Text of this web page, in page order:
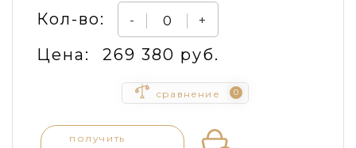
Кол-во: - +
Цена: 269 380 руб.
сравнение 0
получить